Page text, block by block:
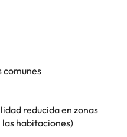
comunes
reducida en zonas
habitaciones)